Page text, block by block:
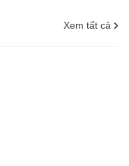
Xem tất cả